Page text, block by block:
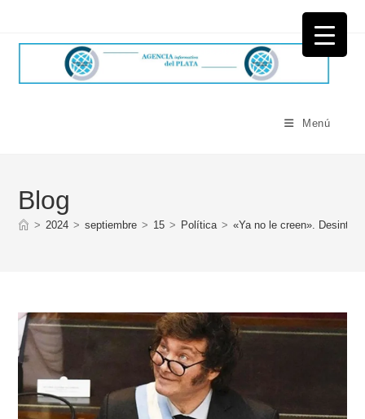
Menú
Blog
> 2024 > septiembre > 15 > Política > «Ya no le creen».